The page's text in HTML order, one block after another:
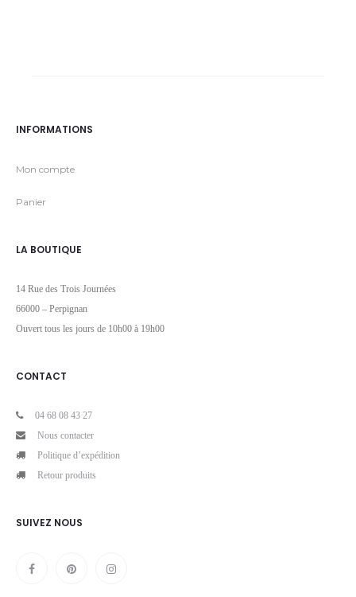
INFORMATIONS
Mon compte
Panier
LA BOUTIQUE
14 Rue des Trois Journées
66000 – Perpignan
Ouvert tous les jours de 10h00 à 19h00
CONTACT
04 68 08 43 27
Nous contacter
Politique d’expédition
Retour produits
SUIVEZ NOUS